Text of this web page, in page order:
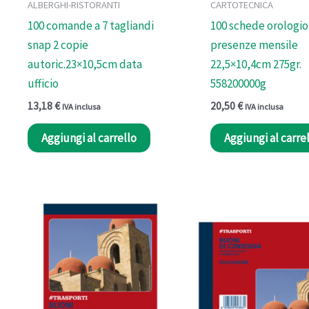
ALBERGHI-RISTORANTI
100 comande a 7 tagliandi
snap 2 copie
autoric.23×10,5cm data
ufficio
13,18€ IVA inclusa
Aggiungi al carrello
CARTOTECNICA
100 schede orologio
presenze mensile
22,5×10,4cm 275gr.
558200000g
20,50€ IVA inclusa
Aggiungi al